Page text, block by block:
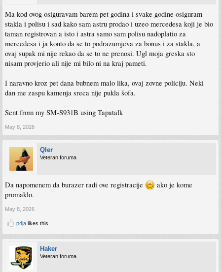
Ma kod ovog osiguravam barem pet godina i svake godine osiguram
stakla i polisu i sad kako sam astru prodao i uzeo mercedesa koji je bio
taman registrovan a isto i astra samo sam polisu nadoplatio za
mercedesa i ja konto da se to podrazumjeva za bonus i za stakla, a
ovaj supak mi nije rekao da se to ne prenosi. Ugl moja greska sto
nisam provjerio ali nije mi bilo ni na kraj pameti.
I naravno kroz pet dana bubnem malo lika, ovaj zovne policiju. Neki
dan me zaspu kamenja sreca nije pukla šofa.
Sent from my SM-S931B using Tapatalk
May 8, 2026
Qler
Veteran foruma
Da napomenem da burazer radi ove registracije
ako je kome
promaklo.
May 8, 2026
p4ja likes this.
Haker
Veteran foruma